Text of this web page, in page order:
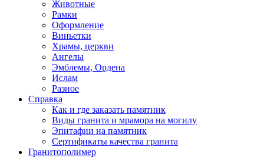
Животные
Рамки
Оформление
Виньетки
Храмы, церкви
Ангелы
Эмблемы, Ордена
Ислам
Разное
Справка
Как и где заказать памятник
Виды гранита и мрамора на могилу
Эпитафии на памятник
Сертификаты качества гранита
Гранитополимер